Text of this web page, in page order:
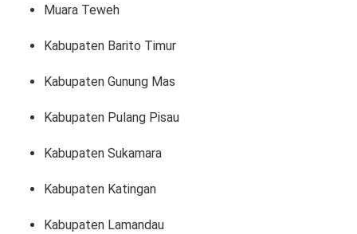
Muara Teweh
Kabupaten Barito Timur
Kabupaten Gunung Mas
Kabupaten Pulang Pisau
Kabupaten Sukamara
Kabupaten Katingan
Kabupaten Lamandau